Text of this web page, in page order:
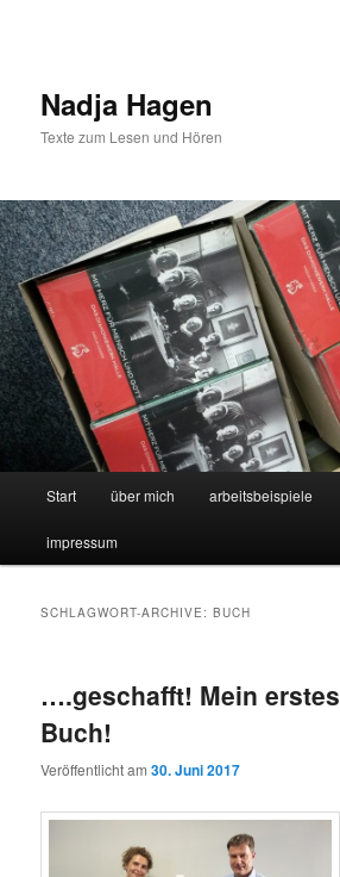
Nadja Hagen
Texte zum Lesen und Hören
Start über mich arbeitsbeispiele
impressum
SCHLAGWORT-ARCHIVE:BUCH
….geschafft! Mein erstes
Buch!
Veröffentlicht am30. Juni 2017